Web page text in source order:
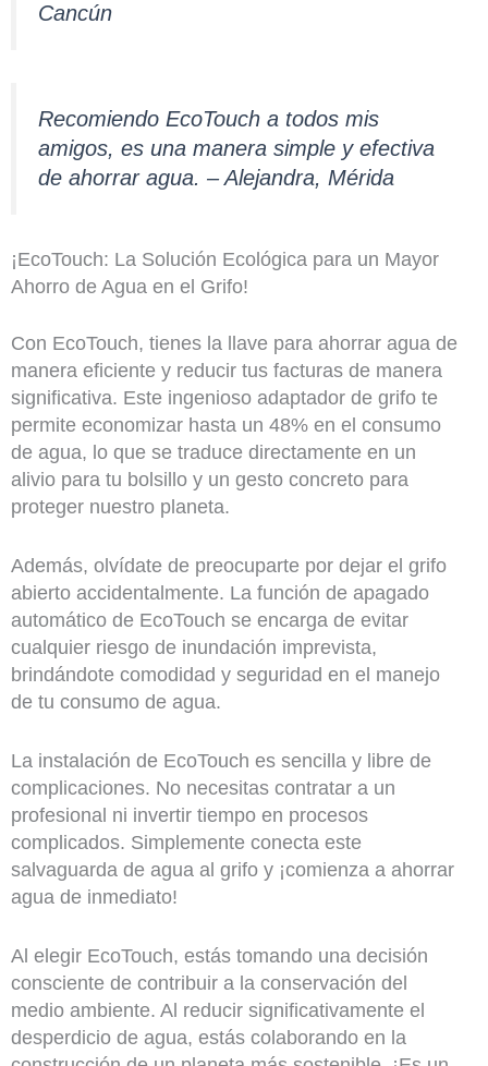
Cancún
Recomiendo EcoTouch a todos mis
amigos, es una manera simple y efectiva
de ahorrar agua. – Alejandra, Mérida
¡EcoTouch: La Solución Ecológica para un Mayor
Ahorro de Agua en el Grifo!
Con EcoTouch, tienes la llave para ahorrar agua de
manera eficiente y reducir tus facturas de manera
significativa. Este ingenioso adaptador de grifo te
permite economizar hasta un 48% en el consumo
de agua, lo que se traduce directamente en un
alivio para tu bolsillo y un gesto concreto para
proteger nuestro planeta.
Además, olvídate de preocuparte por dejar el grifo
abierto accidentalmente. La función de apagado
automático de EcoTouch se encarga de evitar
cualquier riesgo de inundación imprevista,
brindándote comodidad y seguridad en el manejo
de tu consumo de agua.
La instalación de EcoTouch es sencilla y libre de
complicaciones. No necesitas contratar a un
profesional ni invertir tiempo en procesos
complicados. Simplemente conecta este
salvaguarda de agua al grifo y ¡comienza a ahorrar
agua de inmediato!
Al elegir EcoTouch, estás tomando una decisión
consciente de contribuir a la conservación del
medio ambiente. Al reducir significativamente el
desperdicio de agua, estás colaborando en la